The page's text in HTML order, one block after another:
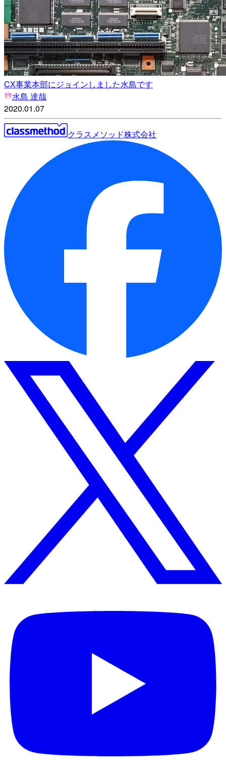
CX事業本部にジョインしました水島です
水島 達哉
2020.01.07
クラスメソッド株式会社